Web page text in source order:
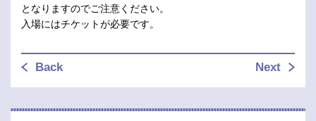
となりますのでご注意ください。
入場にはチケットが必要です。
Back Next